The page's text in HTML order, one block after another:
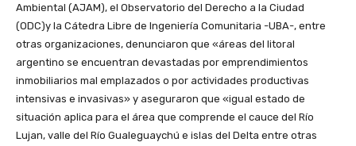
Ambiental (AJAM), el Observatorio del Derecho a la Ciudad
(ODC)y la Cátedra Libre de Ingeniería Comunitaria -UBA-, entre
otras organizaciones, denunciaron que «áreas del litoral
argentino se encuentran devastadas por emprendimientos
inmobiliarios mal emplazados o por actividades productivas
intensivas e invasivas» y aseguraron que «igual estado de
situación aplica para el área que comprende el cauce del Río
Lujan, valle del Río Gualeguaychú e islas del Delta entre otras